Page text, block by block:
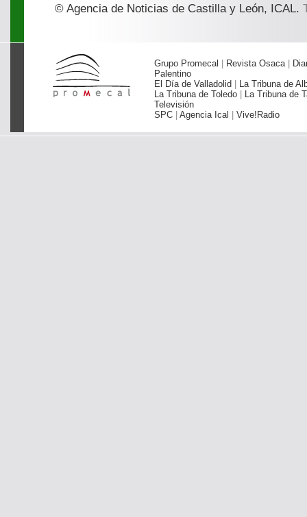
© Agencia de Noticias de Castilla y León, ICAL.
Grupo Promecal | Revista Osaca |
Palentino
El Día de Valladolid | La Tribuna de
La Tribuna de Toledo | La Tribuna de
Televisión
SPC | Agencia Ical | Vive!Radio